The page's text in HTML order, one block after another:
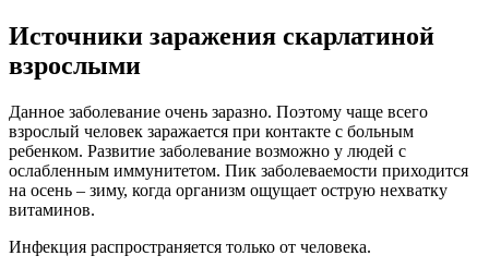
Источники заражения скарлатиной
взрослыми
Данное заболевание очень заразно. Поэтому чаще всего
взрослый человек заражается при контакте с больным
ребенком. Развитие заболевание возможно у людей с
ослабленным иммунитетом. Пик заболеваемости приходится
на осень – зиму, когда организм ощущает острую нехватку
витаминов.
Инфекция распространяется только от человека.